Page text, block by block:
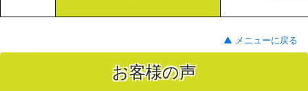
▲ メニューに戻る
お客様の声